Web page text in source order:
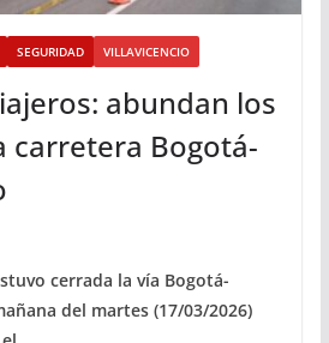
SEGURIDAD VILLAVICENCIO
abundan los
carretera Bogotá-
cerrada la vía Bogotá-
del martes (17/03/2026)